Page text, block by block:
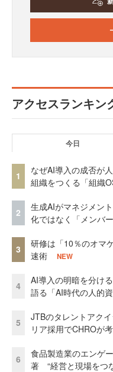
アクセスランキン
今日
1
なぜAI導入の成否が
組織をつくる「組織
2
生成AIがマネジメン
化ではなく「メンバ
3
研修は「10％のオマ
速術
NEW
4
AI導入の明暗を分け
語る「AI時代の人的
5
JTBのタレントアク
リア採用でCHROが
6
食品製造業のエンゲ
著 “経営と現場をつ